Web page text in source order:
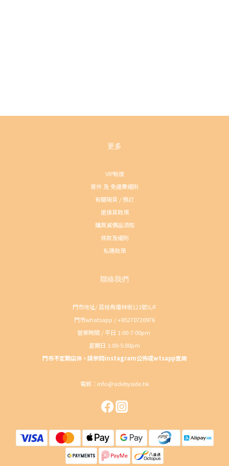
更多
VIP制度
寄件 及 免運費細則
有關現貨 / 預訂
退換貨政策
購買減價品須知
條款及細則
私隱政策
聯絡我們
門市地址/ 荔枝角瓊林街121號G/F
門市whatsapp / +85270720976
營業時間 / 平日 1:00-7:00pm
星期日 1:00-5:00pm
門市不定期店休。請參閱instagram公佈或wtsapp查詢
電郵：info@sidebyside.hk